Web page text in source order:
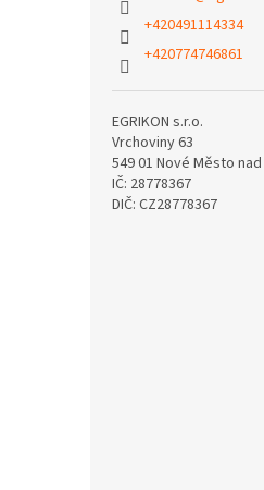
+420491114334
+420774746861
EGRIKON s.r.o.
Vrchoviny 63
549 01 Nové Město
IČ: 28778367
DIČ: CZ28778367